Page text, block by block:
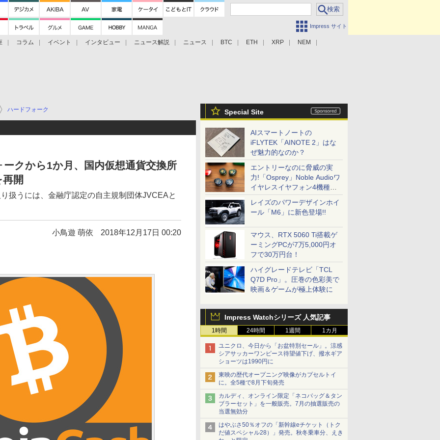
Impress サイト
コラム イベント インタビュー ニュース解説 ニュース BTC ETH XRP
NEM
Special Site
AIスマートノートの
iFLYTEK「AINOTE 2」はな
ぜ魅力的なのか？
エントリーなのに脅威の実
力!「Osprey」Noble Audioワ
イヤレスイヤフォン4機種を
一気に聴く
レイズのパワーデザインホイ
ール「M6」に新色登場!!
マウス、RTX 5060 Ti搭載ゲ
ーミングPCが7万5,000円オ
フで30万円台！
ハイグレードテレビ「TCL
Q7D Pro」。圧巻の色彩美で
映画＆ゲームが極上体験に
Impress Watchシリーズ 人気記事
1時間 24時間 1週間 1カ月
ユニクロ、今日から「お盆特別セール」。涼感
シアサッカーワンピース待望値下げ、撥水ギア
ショーツは1990円に
東映の歴代オープニング映像がカプセルトイ
に。全5種で8月下旬発売
カルディ、オンライン限定「ネコバッグ＆タン
ブラーセット」を一般販売。7月の抽選販売の
当選無効分
はやぶさ50％オフの「新幹線eチケット（トク
だ値スペシャル28）」発売。秋冬乗車分、えき
ハードフォーク
クから1か月、国内仮想通貨交換所
開
扱うには、金融庁認定の自主規制団体JVCEAと
小鳥遊 萌依 2018年12月17日 00:20